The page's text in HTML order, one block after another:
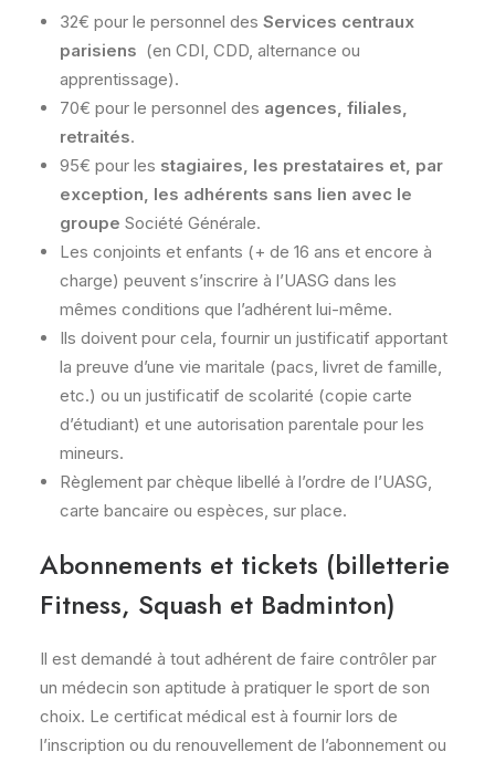
32€ pour le personnel des Services centraux
parisiens (en CDI, CDD, alternance ou
apprentissage).
70€ pour le personnel des agences, filiales,
retraités.
95€ pour les stagiaires, les prestataires et, par
exception, les adhérents sans lien avec le
groupe Société Générale.
Les conjoints et enfants (+ de 16 ans et encore à
charge) peuvent s’inscrire à l’UASG dans les
mêmes conditions que l’adhérent lui-même.
Ils doivent pour cela, fournir un justificatif apportant
la preuve d’une vie maritale (pacs, livret de famille,
etc.) ou un justificatif de scolarité (copie carte
d’étudiant) et une autorisation parentale pour les
mineurs.
Règlement par chèque libellé à l’ordre de l’UASG,
carte bancaire ou espèces, sur place.
Abonnements et tickets (billetterie
Fitness, Squash et Badminton)
Il est demandé à tout adhérent de faire contrôler par
un médecin son aptitude à pratiquer le sport de son
choix. Le certificat médical est à fournir lors de
l’inscription ou du renouvellement de l’abonnement ou